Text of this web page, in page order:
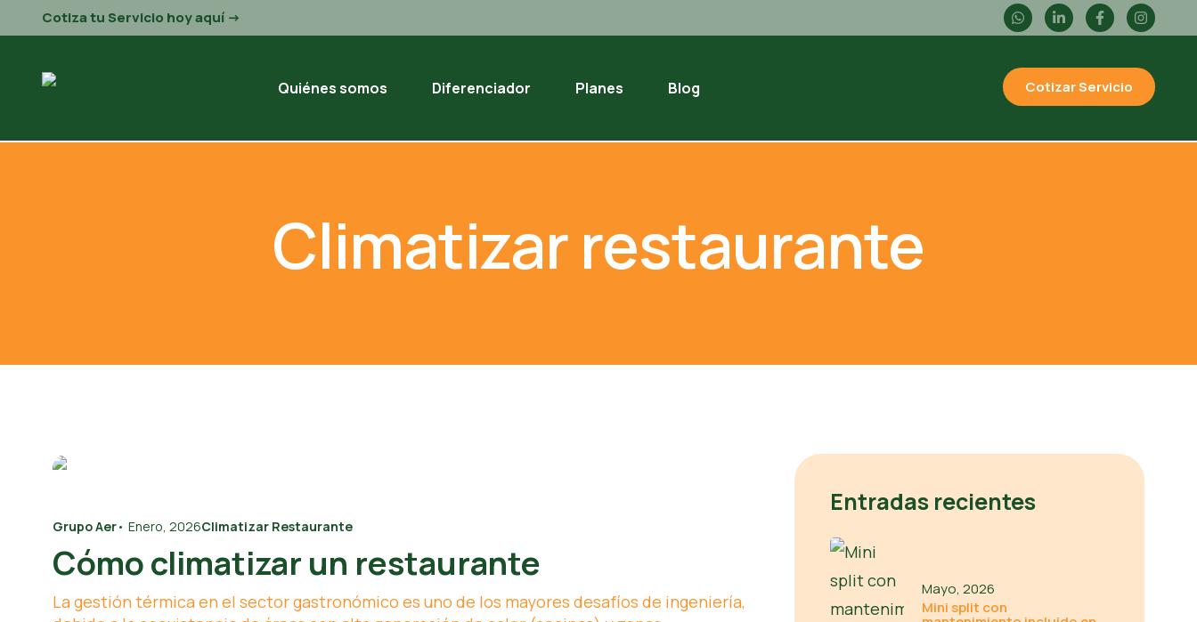
Cotiza tu Servicio hoy aquí ->
Quiénes somos Diferenciador Planes Blog Cotizar Servicio
Climatizar restaurante
Grupo Aer• Enero, 2026Climatizar Restaurante
Cómo climatizar un restaurante
La gestión térmica en el sector gastronómico es uno de los mayores desafíos de ingeniería,
Entradas recientes
Mayo, 2026
Mini split con